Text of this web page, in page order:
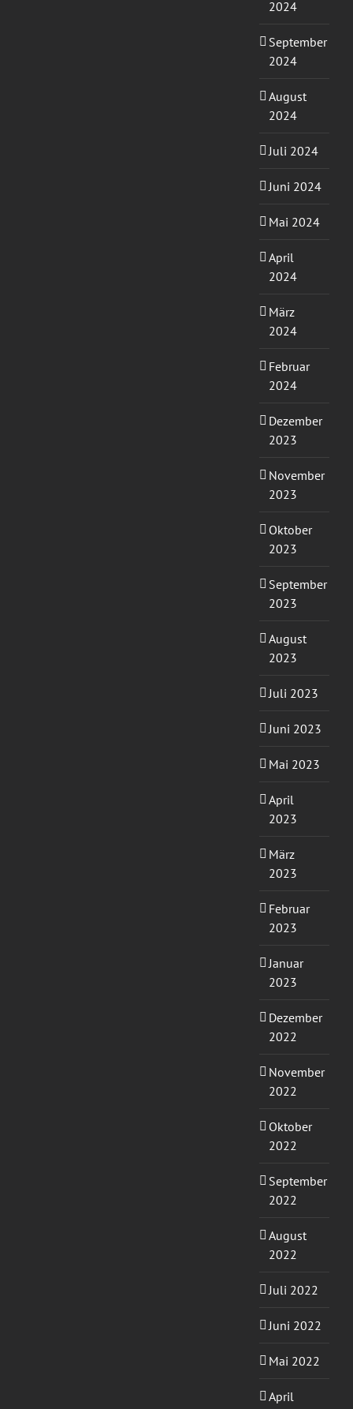
2024
September
2024
August
2024
Juli 2024
Juni 2024
Mai 2024
April
2024
März
2024
Februar
2024
Dezember
2023
November
2023
Oktober
2023
September
2023
August
2023
Juli 2023
Juni 2023
Mai 2023
April
2023
März
2023
Februar
2023
Januar
2023
Dezember
2022
November
2022
Oktober
2022
September
2022
August
2022
Juli 2022
Juni 2022
Mai 2022
April